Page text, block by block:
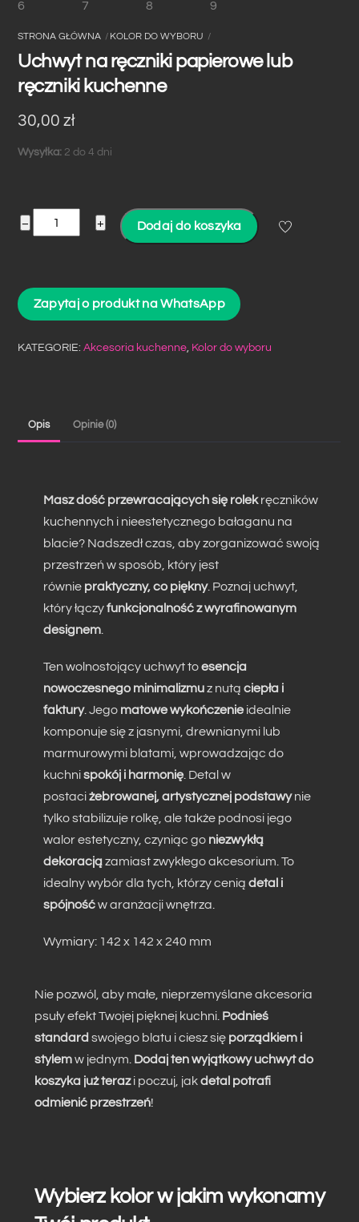
STRONA GŁÓWNA KOLOR DO WYBORU
Uchwyt na ręczniki papierowe lub
ręczniki kuchenne
30,00zł
Wysyłka: 2 do 4 dni
−
ilość
Uchwyt
papierowe
ręczniki
+ Dodaj do koszyka
Zapytaj o produkt na WhatsApp
KATEGORIE:Akcesoria kuchenne, Kolor do wyboru
Opis Opinie (0)
Masz dość przewracających się rolekręczników
kuchennych i nieestetycznego bałaganu na
blacie? Nadszedł czas, aby zorganizować swoją
przestrzeń w sposób, który jest
równie praktyczny, co piękny. Poznaj uchwyt,
który łączyfunkcjonalność z wyrafinowanym
designem
Ten wolnostojący uchwyt toesencja
nowoczesnego minimalizmuz nutąciepła i
faktury. Jego matowe wykończenie idealnie
komponuje się z jasnymi, drewnianymi lub
marmurowymi blatami, wprowadzając do
kuchnispokój i harmonię . Detal w
postaciżebrowanej, artystycznej podstawynie
tylko stabilizuje rolkę, ale także podnosi jego
walor estetyczny, czyniąc go niezwykłą
dekoracjązamiast zwykłego akcesorium. To
idealny wybór dla tych, którzy ceniądetal i
spójnośćw aranżacji wnętrza.
Wymiary: 142 x 142 x 240 mm
Nie pozwól, aby małe, nieprzemyślane akcesoria
psuły efekt Twojej pięknej kuchni. Podnieś
standard swojego blatu i ciesz się porządkiem i
stylemw jednym. Dodaj ten wyjątkowy uchwyt do
koszyka już terazi poczuj, jakdetal potrafi
odmienić przestrzeń!
Wybierz kolor w jakim wykonamy